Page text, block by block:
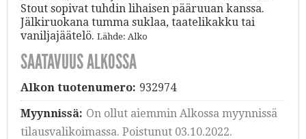
Stout sopivat tuhdin lihaisen pääruuan kanssa.
Jälkiruokana tumma suklaa, taatelikakku tai
vaniljajäätelö. Lähde: Alko
SAATAVUUS ALKOSSA
Alkon tuotenumero: 932974
Myynnissä: On ollut aiemmin Alkossa myynnissä
tilausvalikoimassa. Poistunut 03.10.2022.